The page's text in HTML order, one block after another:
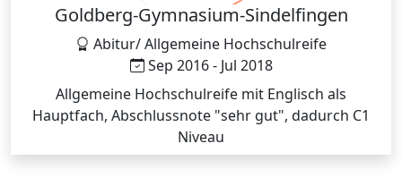
Goldberg-Gymnasium-Sindelfingen
Abitur/ Allgemeine Hochschulreife
Sep 2016 - Jul 2018
Allgemeine Hochschulreife mit Englisch als
Hauptfach, Abschlussnote "sehr gut", dadurch C1
Niveau